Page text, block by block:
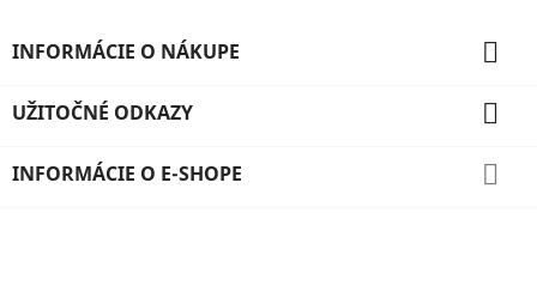
INFORMÁCIE O NÁKUPE 
UŽITOČNÉ ODKAZY 
INFORMÁCIE O E-SHOPE 